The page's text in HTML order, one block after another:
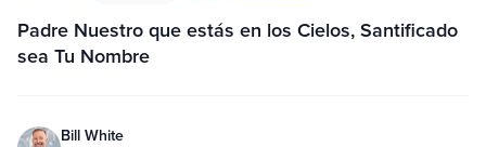
Padre Nuestro que estás en los Cielos, Santificado
sea Tu Nombre
Bill White